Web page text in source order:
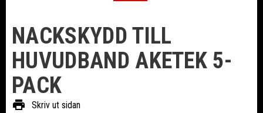
NACKSKYDD TILL
HUVUDBAND AKETEK 5-
PACK
print Skriv ut sidan